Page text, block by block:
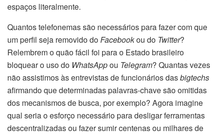
espaços literalmente.
Quantos telefonemas são necessários para fazer com que
um perfil seja removido doFacebookou do Twitter?
Relembrem o quão fácil foi para o Estado brasileiro
bloquear o uso do WhatsAppou Telegram? Quantas vezes
não assistimos às entrevistas de funcionários dasbigtechs
afirmando que determinadas palavras-chave são omitidas
dos mecanismos de busca, por exemplo? Agora imagine
qual seria o esforço necessário para desligar ferramentas
descentralizadas ou fazer sumir centenas ou milhares de